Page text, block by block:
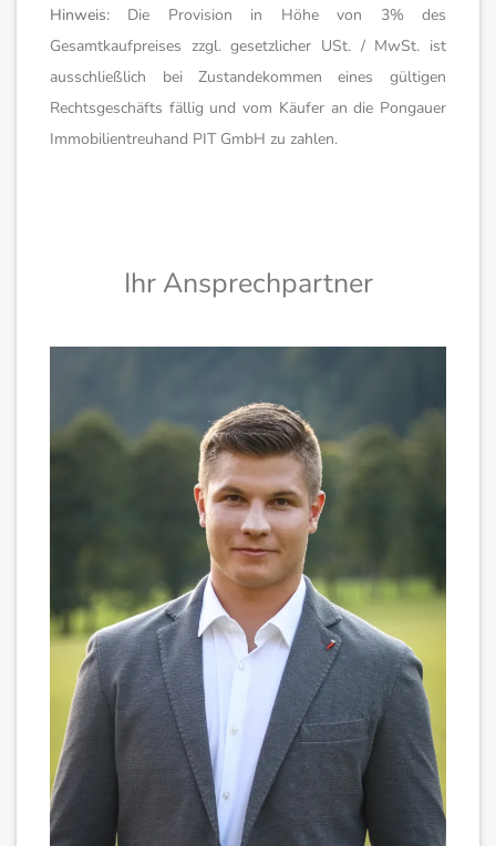
Hinweis: Die Provision in Höhe von 3% des
Gesamtkaufpreises zzgl. gesetzlicher USt. / MwSt. ist
ausschließlich bei Zustandekommen eines gültigen
Rechtsgeschäfts fällig und vom Käufer an die Pongauer
Immobilientreuhand PIT GmbH zu zahlen.
Ihr Ansprechpartner